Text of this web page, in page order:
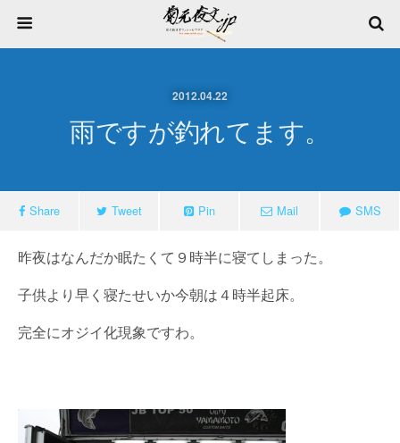
2012.04.22
雨ですが釣れてます。
Share Tweet Pin Mail SMS
昨夜はなんだか眠たくて９時半に寝てしまった。
子供より早く寝たせいか今朝は４時半起床。
完全にオジイ化現象ですわ。